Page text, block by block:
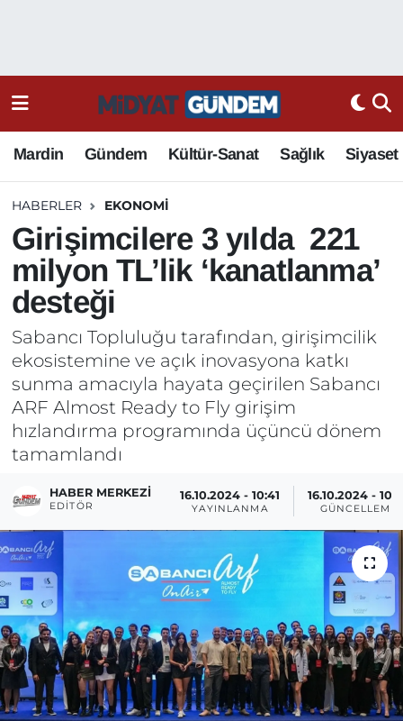
Mardin Gündem Kültür-Sanat Sağlık Siyaset
HABERLER EKONOMI
Girişimcilere 3 yılda 221
milyon TL’lik ‘kanatlanma’
desteği
Sabancı Topluluğu tarafından, girişimcilik
ekosistemine ve açık inovasyona katkı
sunma amacıyla hayata geçirilen Sabancı
ARF Almost Ready to Fly girişim
hızlandırma programında üçüncü dönem
tamamlandı
HABER MERKEZI
EDITÖR
16.10.2024 - 10:41
YAYINLANMA
16.10.2024 -
GÜNCELLEME